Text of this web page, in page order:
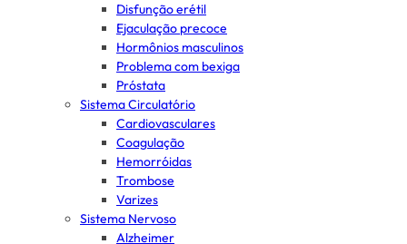
Disfunção erétil
Ejaculação precoce
Hormônios masculinos
Problema com bexiga
Próstata
Sistema Circulatório
Cardiovasculares
Coagulação
Hemorróidas
Trombose
Varizes
Sistema Nervoso
Alzheimer